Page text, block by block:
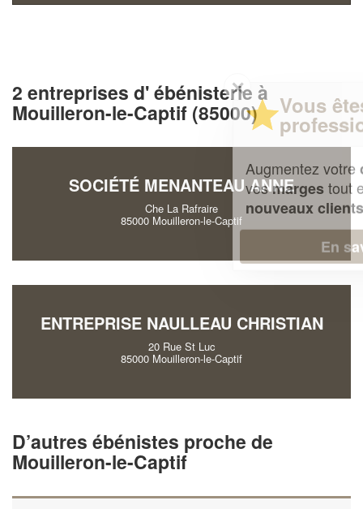
2 entreprises d' ébénisterie à
Mouilleron-le-Captif (85000)
SOCIÉTÉ MENANTEAU ANNE
Che La Rafraire
85000 Mouilleron-le-Captif
ENTREPRISE NAULLEAU CHRISTIAN
20 Rue St Luc
85000 Mouilleron-le-Captif
D’autres ébénistes proche de
Mouilleron-le-Captif
✕
Vous êtes un
professionnel ?
chiffre d'affaireset
vosmargestout en gagnant de
nouveaux clients